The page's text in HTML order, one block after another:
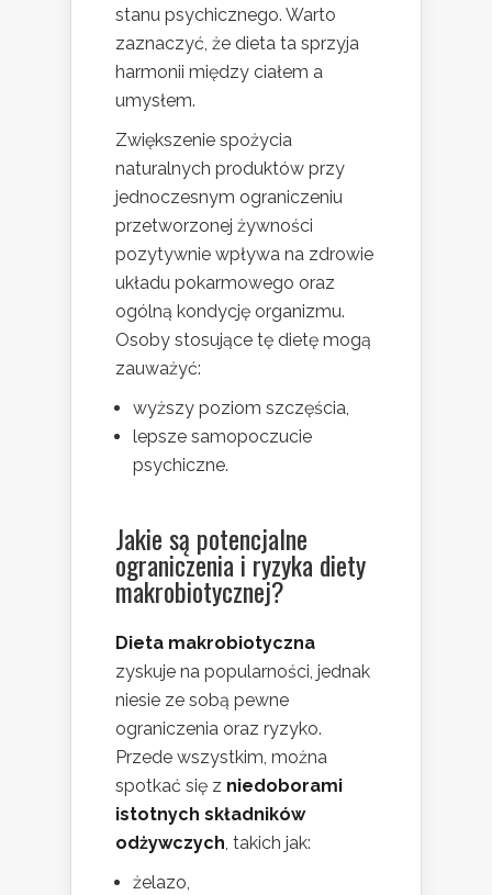
stanu psychicznego. Warto
zaznaczyć, że dieta ta sprzyja
harmonii między ciałem a
umysłem.
Zwiększenie spożycia
naturalnych produktów przy
jednoczesnym ograniczeniu
przetworzonej żywności
pozytywnie wpływa na zdrowie
układu pokarmowego oraz
ogólną kondycję organizmu.
Osoby stosujące tę dietę mogą
zauważyć:
wyższy poziom szczęścia,
lepsze samopoczucie
psychiczne.
Jakie są potencjalne
ograniczenia i ryzyka diety
makrobiotycznej?
Dieta makrobiotyczna
zyskuje na popularności, jednak
niesie ze sobą pewne
ograniczenia oraz ryzyko.
Przede wszystkim, można
spotkać się z niedoborami
istotnych składników
odżywczych, takich jak:
żelazo,